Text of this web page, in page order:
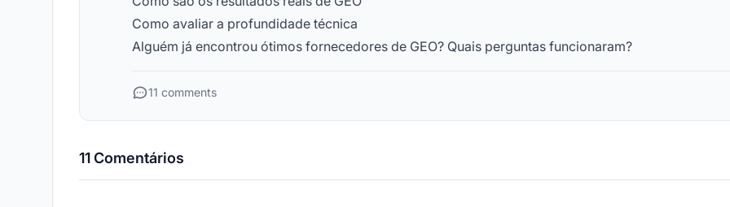
Como avaliar a profundidade técnica
Alguém já encontrou ótimos fornecedores de GEO? Quais perguntas funcionaram?
11 comments
11 Comentários